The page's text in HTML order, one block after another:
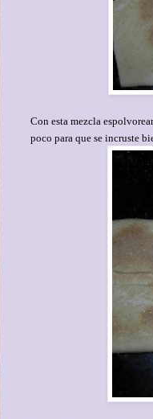
Con esta mezcla
poco para que se incruste